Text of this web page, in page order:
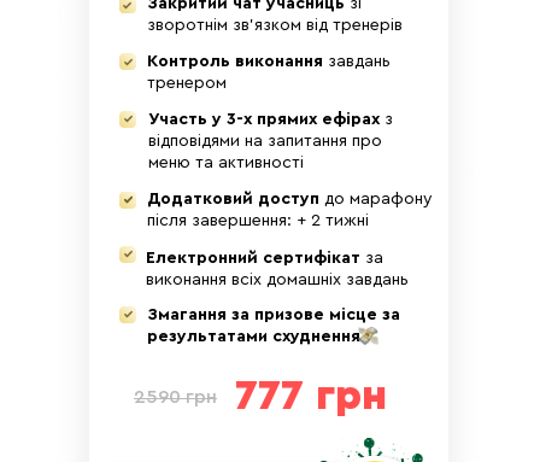
День 16
активації м'язів стопи
15 хв.
хв.
▪ Денне чи вечірнє
загального тонусу 15
Вт.
День 15
раціону день 15.
▪ Ранкове тренування
тренування для тонусу.
▪ Сідниці та стегна 25
вечеря)
▪ варіанти води по
напої
вечеря)
▪ варіанти води по
напої
2590 грн 777 грн
зворотнім зв'язком від тренерів
Контроль виконання завдань
тренером
Додатковий доступ до марафону
після завершення: + 2 тижні
Електронний сертифікат за
виконання всіх домашніх завдань
Змагання за призове місце за
результатами схуднення
Участь у 3-х прямих ефірах з
відповідями на запитання про
меню та активності